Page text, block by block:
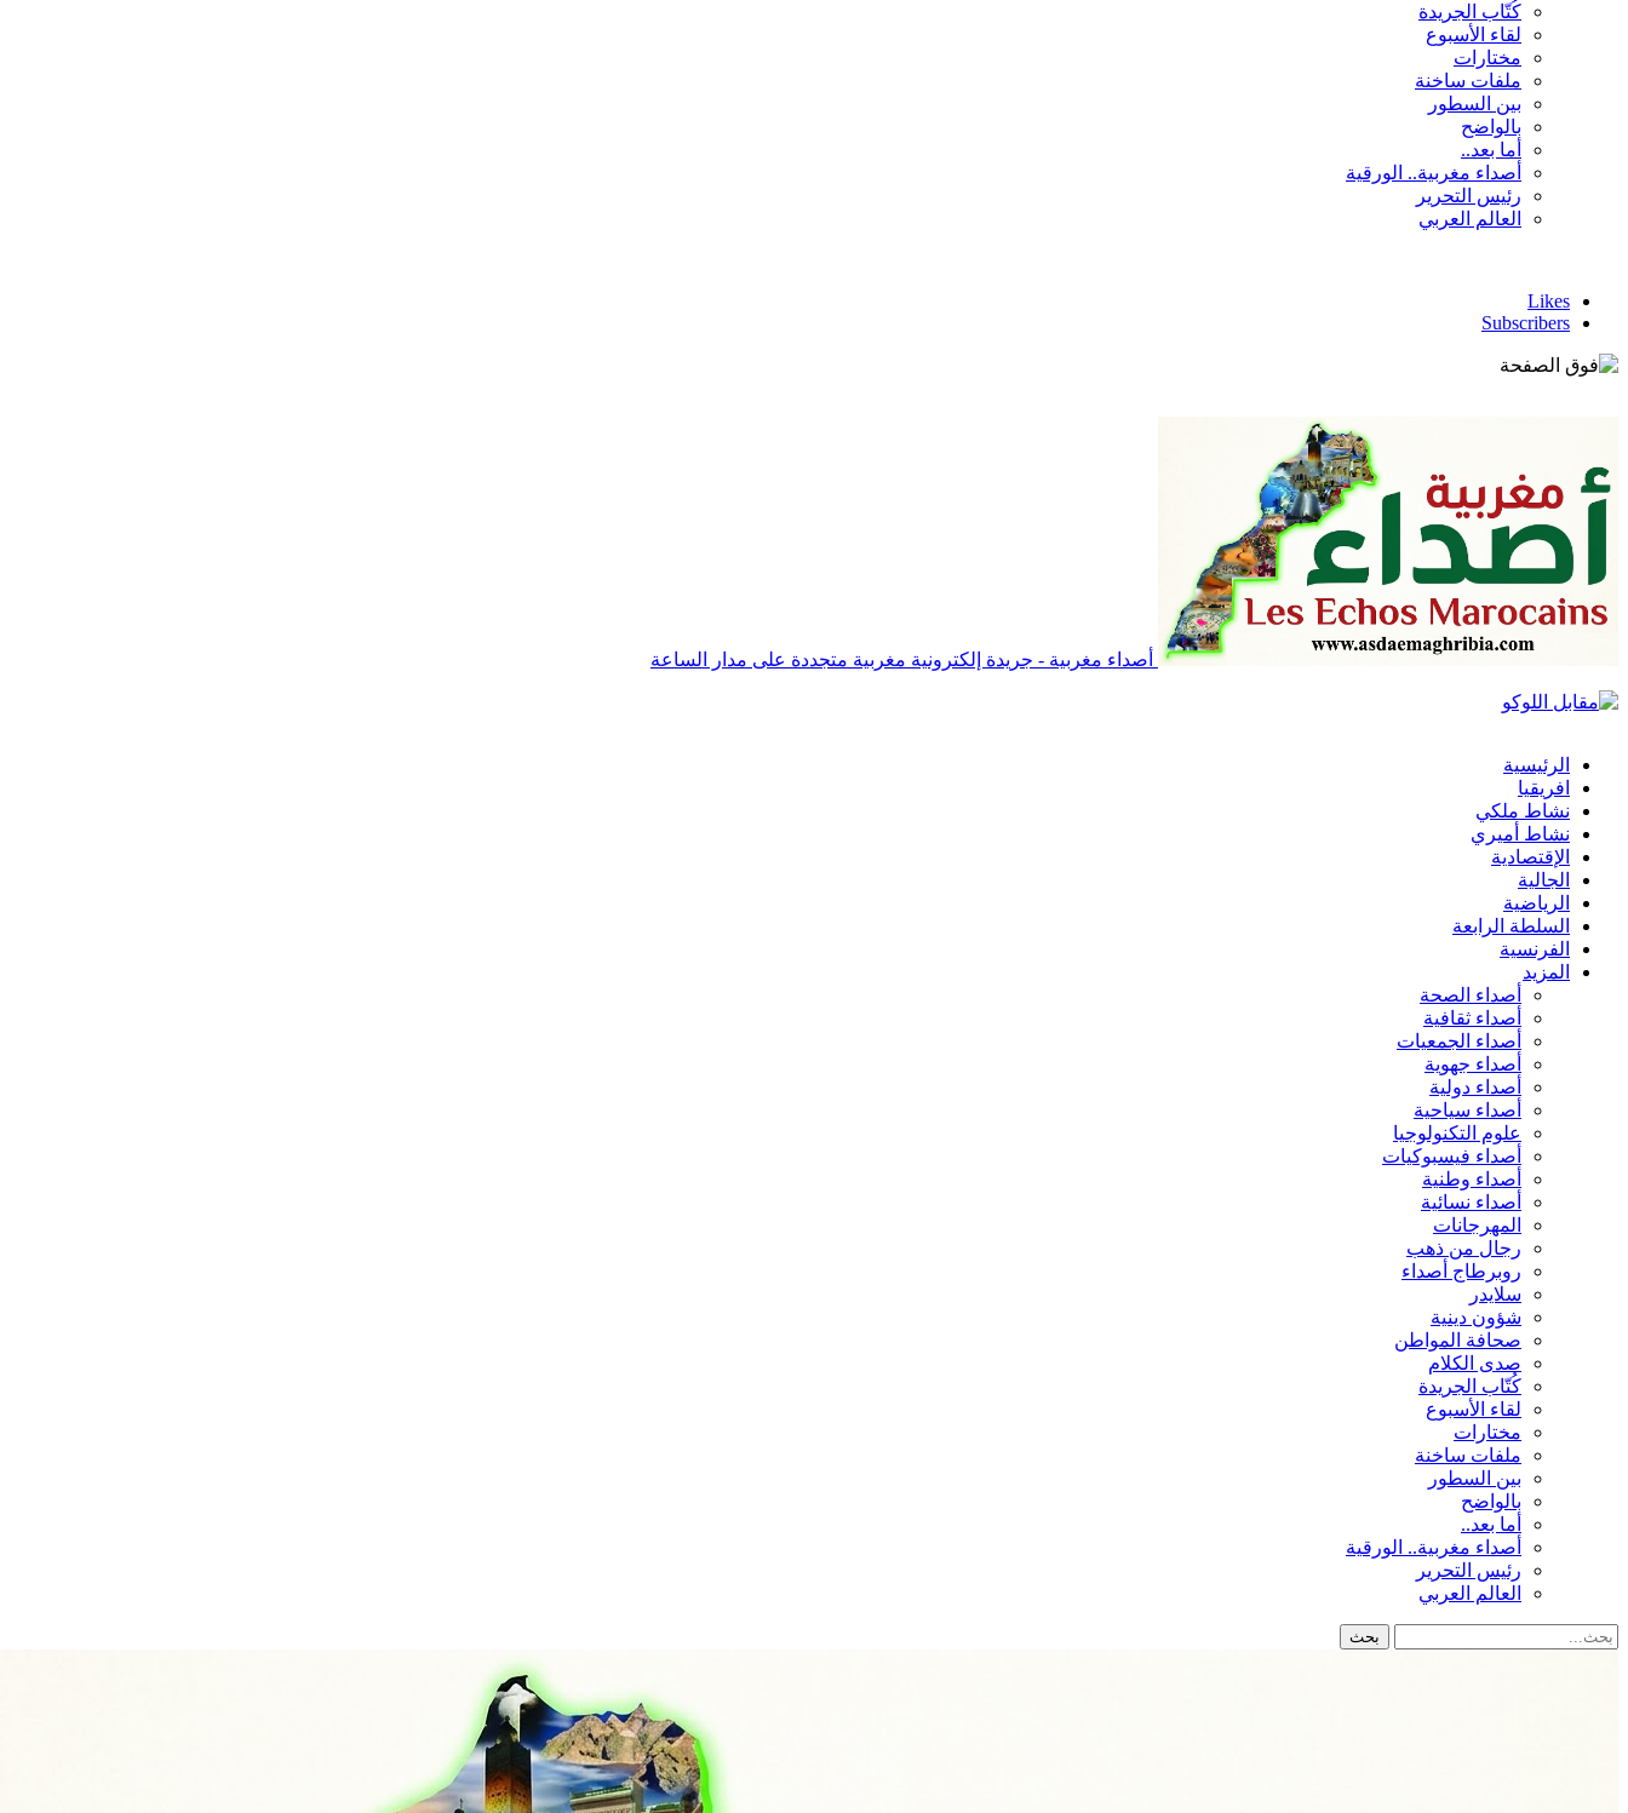
كُتّاب الجريدة
لقاء الأسبوع
مختارات
ملفات ساخنة
بين السطور
بالواضح
أما بعد..
أصداء مغربية.. الورقية
رئيس التحرير
العالم العربي
Likes
Subscribers
أصداء مغربية - جريدة إلكترونية مغربية متجددة على مدار الساعة
الرئيسية
افريقيا
نشاط ملكي
نشاط أميري
الإقتصادية
الجالية
الرياضية
السلطة الرابعة
الفرنسية
المزيد
أصداء الصحة
أصداء ثقافية
أصداء الجمعيات
أصداء جهوية
أصداء دولية
أصداء سياحية
علوم التكنولوجيا
أصداء فيسبوكيات
أصداء وطنية
أصداء نسائية
المهرجانات
رجال من ذهب
روبرطاج أصداء
سلايدر
شؤون دينية
صحافة المواطن
صدى الكلام
كُتّاب الجريدة
لقاء الأسبوع
مختارات
ملفات ساخنة
بين السطور
بالواضح
أما بعد..
أصداء مغربية.. الورقية
رئيس التحرير
العالم العربي